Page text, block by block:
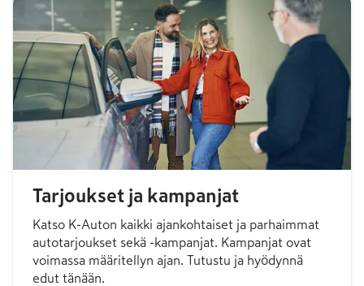
Tarjoukset ja kampanjat
Katso K-Auton kaikki ajankohtaiset ja parhaimmat
autotarjoukset sekä -kampanjat. Kampanjat ovat
voimassa määritellyn ajan. Tutustu ja hyödynnä
edut tänään.